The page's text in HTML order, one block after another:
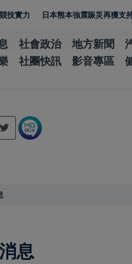
日本熊本強震賑災再獲支持 台灣首
社會政治 地方新聞
社團快訊 影音專區
息